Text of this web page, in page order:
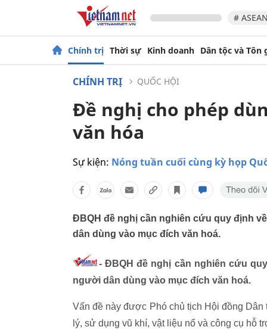
#
Chính trị Thời sự Kinh doanh Dân tộc và Tôn
CHÍNH TRỊ QUỐC HỘI
Đề nghị cho phép
văn hóa
Sự kiện: Nóng tuần cuối cùng kỳ họp
ĐBQH đề nghị cần nghiên cứu quy định
dân dùng vào mục đích văn hoá.
- ĐBQH đề nghị cần nghiên cứu
người dân dùng vào mục đích văn hoá.
Vấn đề này được Phó chủ tịch Hội đồng
lý, sử dụng vũ khí, vật liệu nổ và công cụ hỗ